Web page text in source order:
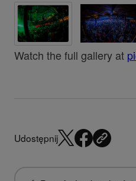
Watch the full gallery at
Udostępnij